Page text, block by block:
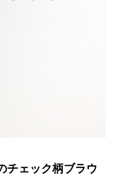
チェック柄ブラウ